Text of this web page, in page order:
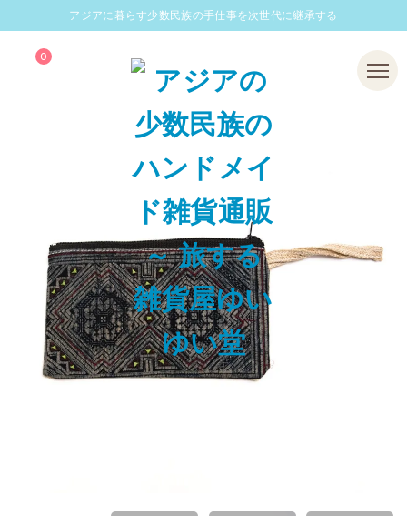
アジアに暮らす少数民族の手仕事を次世代に継承する
0 Menu